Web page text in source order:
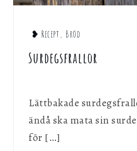
❥ Recept, Bröd
Surdegsfrallor
Lättbakade
ändå ska mata sin
för […]